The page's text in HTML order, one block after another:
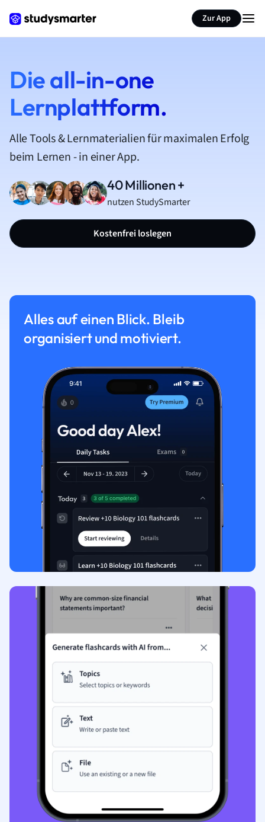
Zur App
Die all-in-one
Lernplattform.
Alle Tools & Lernmaterialien für maximalen Erfolg
beim Lernen - in einer App.
40 Millionen +
nutzen StudySmarter
Kostenfrei loslegen
Alles auf einen Blick. Bleib
organisiert und motiviert.